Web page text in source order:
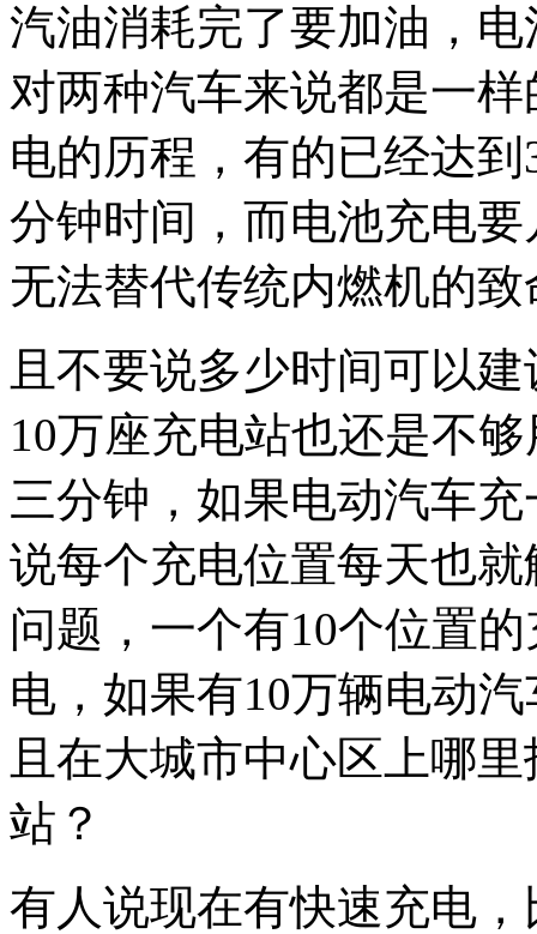
汽油消耗完了要加油，
对两种汽车来说都是一
电的历程，有的已经达
分钟时间，而电池充电
无法替代传统内燃机的
且不要说多少时间可以
10万座充电站也还是不
三分钟，如果电动汽车
说每个充电位置每天也
问题，一个有10个位置
电，如果有10万辆电动
且在大城市中心区上哪
站？
有人说现在有快速充电